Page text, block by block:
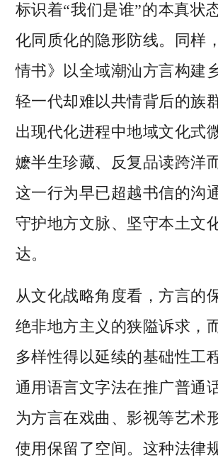
标识着“我们是谁”的本真状
化同质化的隐形防线。同样
情书》以全域潮汕方言构建
轻一代却难以共情背后的族
出现代化进程中地域文化式
嬷半生珍藏、反复品读跨洋
这一行为早已超越书信的沟
守护地方文脉、坚守本土文
达。
从文化战略角度看，方言的
绝非地方主义的狭隘诉求，
多样性得以延续的基础性工
通用语言文字法在推广普通
为方言在戏曲、影视等艺术
使用保留了空间。这种法律